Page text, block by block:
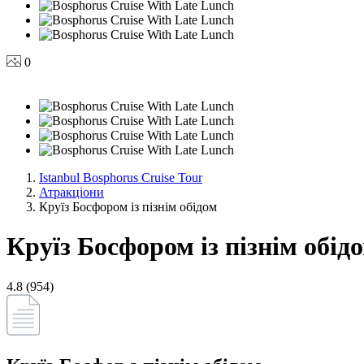
0
Istanbul Bosphorus Cruise Tour
Атракціони
Круїз Босфором із пізнім обідом
Круїз Босфором із пізнім
4.8 (954)